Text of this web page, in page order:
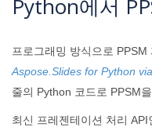
Python에서
프로그래밍 방식으로
Aspose.Slides for Python
줄의 Python 코드로 PPSM
최신 프레젠테이션 처리